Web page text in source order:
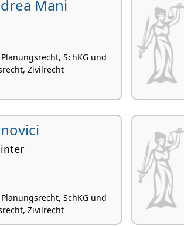
Mani
SchKG und
Zivilrecht
SchKG und
Zivilrecht